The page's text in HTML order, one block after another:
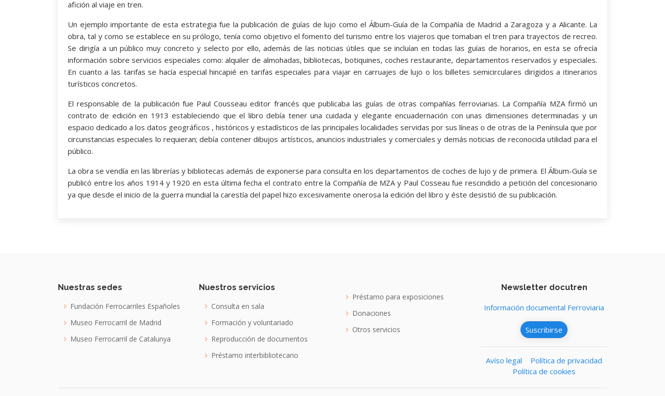
afición al viaje en tren.
Un ejemplo importante de esta estrategia fue la publicación de guías de lujo como el Álbum-Guía de la Compañía de Madrid a Zaragoza y a Alicante. La
obra, tal y como se establece en su prólogo, tenía como objetivo el fomento del turismo entre los viajeros que tomaban el tren para trayectos de recreo.
Se dirigía a un público muy concreto y selecto por ello, además de las noticias útiles que se incluían en todas las guías de horarios, en esta se ofrecía
información sobre servicios especiales como: alquiler de almohadas, bibliotecas, botiquines, coches restaurante, departamentos reservados y especiales.
En cuanto a las tarifas se hacía especial hincapié en tarifas especiales para viajar en carruajes de lujo o los billetes semicirculares dirigidos a itinerarios
turísticos concretos.
El responsable de la publicación fue Paul Cousseau editor francés que publicaba las guías de otras compañías ferroviarias. La Compañía MZA firmó un
contrato de edición en 1913 estableciendo que el libro debía tener una cuidada y elegante encuadernación con unas dimensiones determinadas y un
espacio dedicado a los datos geográficos , históricos y estadísticos de las principales localidades servidas por sus líneas o de otras de la Península que por
circunstancias especiales lo requieran; debía contener dibujos artísticos, anuncios industriales y comerciales y demás noticias de reconocida utilidad para el
público.
La obra se vendía en las librerías y bibliotecas además de exponerse para consulta en los departamentos de coches de lujo y de primera. El Álbum-Guía se
publicó entre los años 1914 y 1920 en esta última fecha el contrato entre la Compañía de MZA y Paul Cosseau fue rescindido a petición del concesionario
ya que desde el inicio de la guerra mundial la carestía del papel hizo excesivamente onerosa la edición del libro y éste desistió de su publicación.
Nuestras sedes
Fundación Ferrocarriles Españoles
Museo Ferrocarril de Madrid
Museo Ferrocarril de Catalunya
Nuestros servicios
Consulta en sala
Formación y voluntariado
Reproducción de documentos
Préstamo interbibliotecario
Préstamo para exposiciones
Donaciones
Otros servicios
Newsletter docutren
Información documental Ferroviaria
Suscribirse
Avíso legal
Política de privacidad
Política de cookies